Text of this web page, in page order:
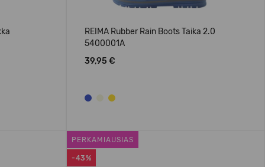
REIMA Rubber Rain Boots Taika 2.0
5400001A
39,95 €
-43%
PERKAMIAUSIAS